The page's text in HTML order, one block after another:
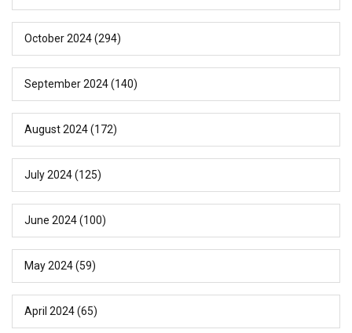
October 2024(294)
September 2024(140)
August 2024(172)
July 2024(125)
June 2024(100)
May 2024(59)
April 2024(65)